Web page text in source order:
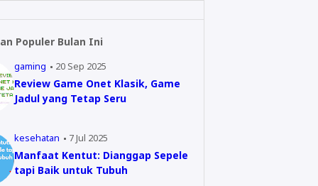
Populer Bulan Ini
gaming 20 Sep 2025
Review Game Onet Klasik, Game
Jadul yang Tetap Seru
kesehatan 7 Jul 2025
Manfaat Kentut: Dianggap Sepele
tapi Baik untuk Tubuh